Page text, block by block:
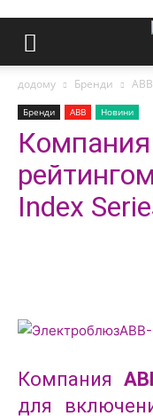
додому Бренди ABB
Бренди ABB Новини
Index
Компания
для